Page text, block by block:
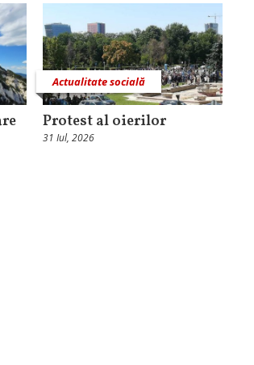
Actualitate socială
Protest al oierilor
31 Iul, 2026